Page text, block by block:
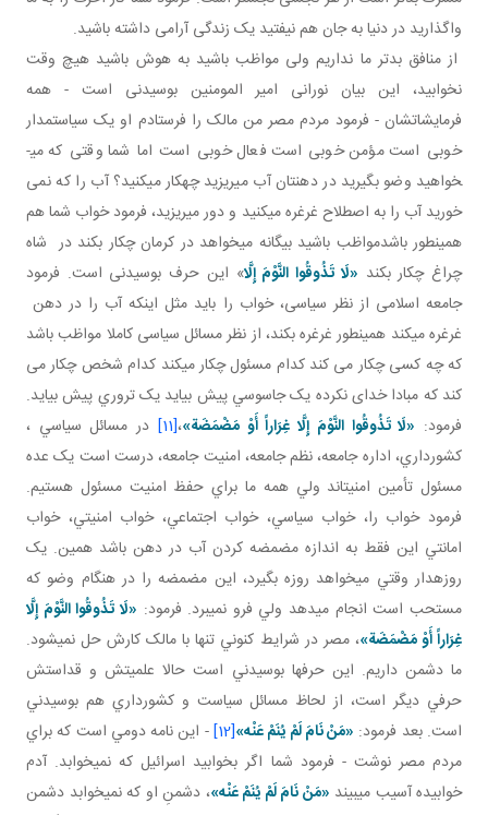
واگذاريد در دنيا به جان هم نيفتيد يک زندگی آرامی داشته باشيد.
از منافق بدتر ما نداريم ولی مواظب باشيد به هوش باشيد هيچ وقت
نخوابيد، اين بيان نورانی امير المومنين بوسيدنی است - همه
فرمايشاتشان - فرمود مردم مصر من مالک را فرستادم او يک سياستمدار
خوبی است مؤمن خوبی است فعال خوبی است اما شما وقتی که می­
خواهيد وضو بگيريد در دهنتان آب می­ريزيد چهکار می­کنيد؟ آب را که نمی
خوريد آب را به اصطلاح غرغره می­کنيد و دور می­ريزيد، فرمود خواب شما هم
همينطور باشدمواظب باشيد بيگانه می­خواهد در کرمان چکار بکند در شاه
چراغ چکار بکند «لَا تَذُوقُوا النَّوْمَ إِلَّا» اين حرف بوسيدنی است. فرمود
جامعه اسلامی از نظر سياسی، خواب را بايد مثل اينکه آب را در دهن
غرغره می­کند همينطور غرغره بکند، از نظر مسائل سياسی کاملا مواظب باشد
که چه کسی چکار می کند کدام مسئول چکار می­کند کدام شخص چکار می
کند که مبادا خدای نکرده يک جاسوسي پيش بيايد يک تروري پيش بيايد.
فرمود: «لَا تَذُوقُوا النَّوْمَ إِلَّا غِرَاراً أَوْ مَضْمَضَة»،[11]
در مسائل سياسي ،
کشورداري، اداره جامعه، نظم جامعه، امنيت جامعه، درست است يک عده
مسئول تأمين امنيت اند ولي همه ما براي حفظ امنيت مسئول هستيم.
فرمود خواب را، خواب سياسي، خواب اجتماعي، خواب امنيتي، خواب
امانتي اين فقط به اندازه مضمضه کردن آب در دهن باشد همين. يک
روزه دار وقتي مي خواهد روزه بگيرد، اين مضمضه را در هنگام وضو که
مستحب است انجام مي دهد ولي فرو نمي برد. فرمود: «لَا تَذُوقُوا النَّوْمَ إِلَّا
غِرَاراً أَوْ مَضْمَضَة»، مصر در شرايط کنوني تنها با مالک کارش حل نمي شود.
ما دشمن داريم. اين حرف ها بوسيدني است حالا علميتش و قداستش
حرفي ديگر است، از لحاظ مسائل سياست و کشورداري هم بوسيدني
است. بعد فرمود: «مَنْ‏ نَامَ‏ لَمْ‏ يُنَمْ‏ عَنْه‏»
[12]
- اين نامه دومي است که براي
مردم مصر نوشت - فرمود شما اگر بخوابيد اسرائيل که نمي خوابد. آدم
خوابيده آسيب مي بيند «مَنْ‏ نَامَ‏ لَمْ‏ يُنَمْ‏ عَنْه‏»، دشمنِ او که نمي خوابد دشمن